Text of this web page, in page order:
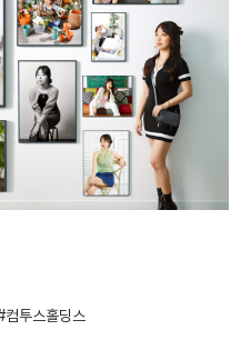
컴투스홀딩스